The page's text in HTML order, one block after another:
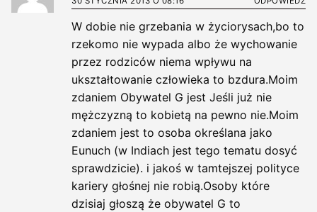
W dobie nie grzebania w życiorysach,bo to
rzekomo nie wypada albo że wychowanie
przez rodziców niema wpływu na
ukształtowanie człowieka to bzdura.Moim
zdaniem Obywatel G jest Jeśli już nie
mężczyzną to kobietą na pewno nie.Moim
zdaniem jest to osoba określana jako
Eunuch (w Indiach jest tego tematu dosyć
sprawdzicie). i jakoś w tamtejszej polityce
kariery głośnej nie robią.Osoby które
dzisiaj głoszą że obywatel G to